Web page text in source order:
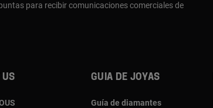
para recibir comunicaciones comerciales de
us Guia de joyas
Guía de diamantes